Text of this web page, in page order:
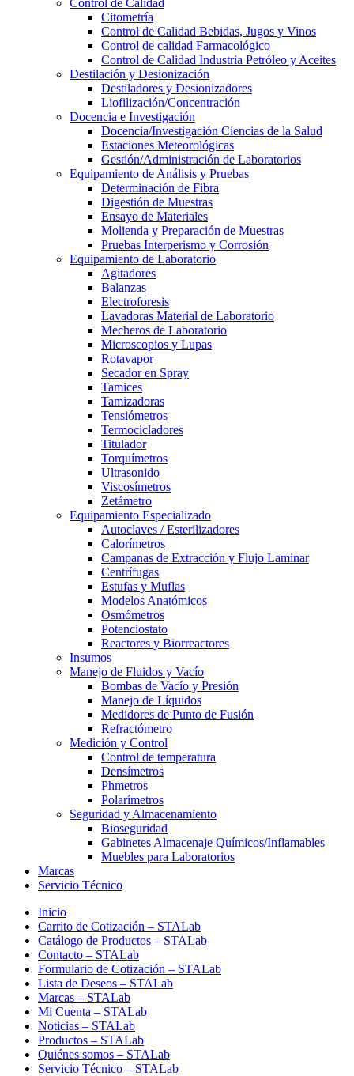
Citometría
Control de Calidad Bebidas, Jugos y Vinos
Control de calidad Farmacológico
Control de Calidad Industria Petróleo y Aceites
Destilación y Desionización
Destiladores y Desionizadores
Liofilización/Concentración
Docencia e Investigación
Docencia/Investigación Ciencias de la Salud
Estaciones Meteorológicas
Gestión/Administración de Laboratorios
Equipamiento de Análisis y Pruebas
Determinación de Fibra
Digestión de Muestras
Ensayo de Materiales
Molienda y Preparación de Muestras
Pruebas Interperismo y Corrosión
Equipamiento de Laboratorio
Agitadores
Balanzas
Electroforesis
Lavadoras Material de Laboratorio
Mecheros de Laboratorio
Microscopios y Lupas
Rotavapor
Secador en Spray
Tamices
Tamizadoras
Tensiómetros
Termocicladores
Titulador
Torquímetros
Ultrasonido
Viscosímetros
Zetámetro
Equipamiento Especializado
Autoclaves / Esterilizadores
Calorímetros
Campanas de Extracción y Flujo Laminar
Centrífugas
Estufas y Muflas
Modelos Anatómicos
Osmómetros
Potenciostato
Reactores y Biorreactores
Insumos
Manejo de Fluidos y Vacío
Bombas de Vacío y Presión
Manejo de Líquidos
Medidores de Punto de Fusión
Refractómetro
Medición y Control
Control de temperatura
Densímetros
Phmetros
Polarímetros
Seguridad y Almacenamiento
Bioseguridad
Gabinetes Almacenaje Químicos/Inflamables
Muebles para Laboratorios
Marcas
Servicio Técnico
Inicio
Carrito de Cotización – STALab
Catálogo de Productos – STALab
Contacto – STALab
Formulario de Cotización – STALab
Lista de Deseos – STALab
Marcas – STALab
Mi Cuenta – STALab
Noticias – STALab
Productos – STALab
Quiénes somos – STALab
Servicio Técnico – STALab